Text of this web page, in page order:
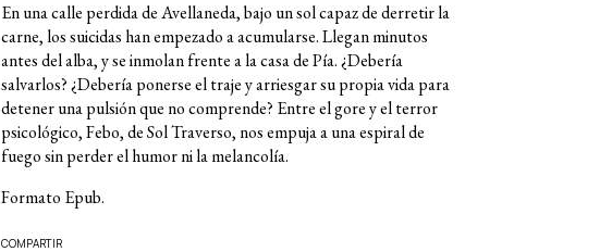
En una calle perdida de Avellaneda, bajo un sol capaz de derretir la
carne, los suicidas han empezado a acumularse. Llegan minutos
antes del alba, y se inmolan frente a la casa de Pía. ¿Debería
salvarlos? ¿Debería ponerse el traje y arriesgar su propia vida para
detener una pulsión que no comprende? Entre el gore y el terror
psicológico, Febo, de Sol Traverso, nos empuja a una espiral de
fuego sin perder el humor ni la melancolía.
Formato Epub.
COMPARTIR